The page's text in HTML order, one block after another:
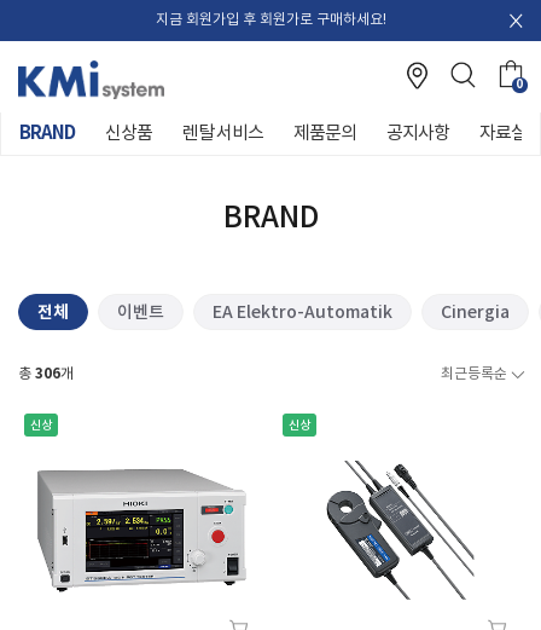
지금 회원가입 후 회원가로 구매하세요!
0
BRAND 신상품 렌탈 서비스 제품문의 공지사항 자료실
BRAND
전체 이벤트 EA Elektro-Automatik Cinergia
총 306개 최근등록순
신상 신상